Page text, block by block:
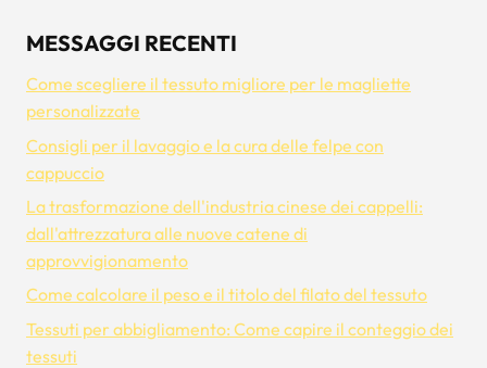
MESSAGGI RECENTI
Come scegliere il tessuto migliore per le magliette
personalizzate
Consigli per il lavaggio e la cura delle felpe con
cappuccio
La trasformazione dell'industria cinese dei cappelli:
dall'attrezzatura alle nuove catene di
approvvigionamento
Come calcolare il peso e il titolo del filato del tessuto
Tessuti per abbigliamento: Come capire il conteggio dei
tessuti